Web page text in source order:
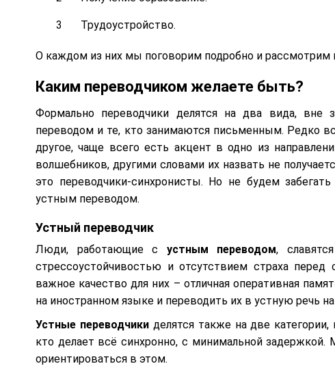
Трудоустройство.
О каждом из них мы поговорим подробно и
Каким переводчиком желаете быть?
Формально переводчики делятся на два вида,
переводом и те, кто занимаются письменным. Редко
другое, чаще всего есть акцент в одно из
волшебников, другими словами их назвать не
это переводчики-синхронисты. Но не будем
устным переводом.
Устный переводчик
Люди, работающие с устным переводом,
стрессоустойчивостью и отсутствием страха
важное качество для них – отличная оперативная
на иностранном языке и переводить их в устную речь
Устные переводчики делятся также на две
кто делает всё синхронно, с минимальной
ориентироваться в этом.